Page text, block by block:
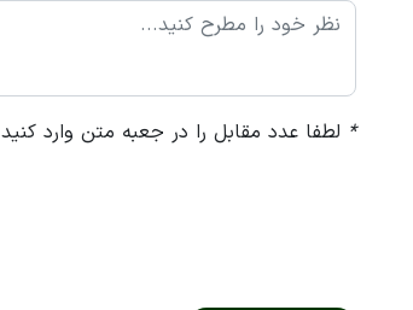
* لطفا عدد مقابل را در جعبه متن وارد کنید